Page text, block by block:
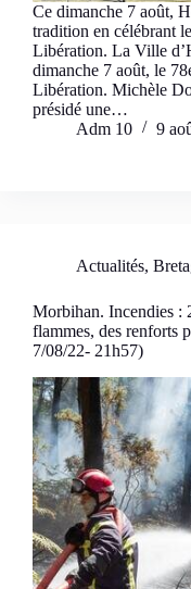
Ce dimanche 7 août,
tradition en célébrant
Libération. La Ville
dimanche 7 août, le
Libération. Michèle
présidé une…
Adm 10
9
Actualités,
Morbihan. Incendies :
flammes, des renforts
7/08/22- 21h57)